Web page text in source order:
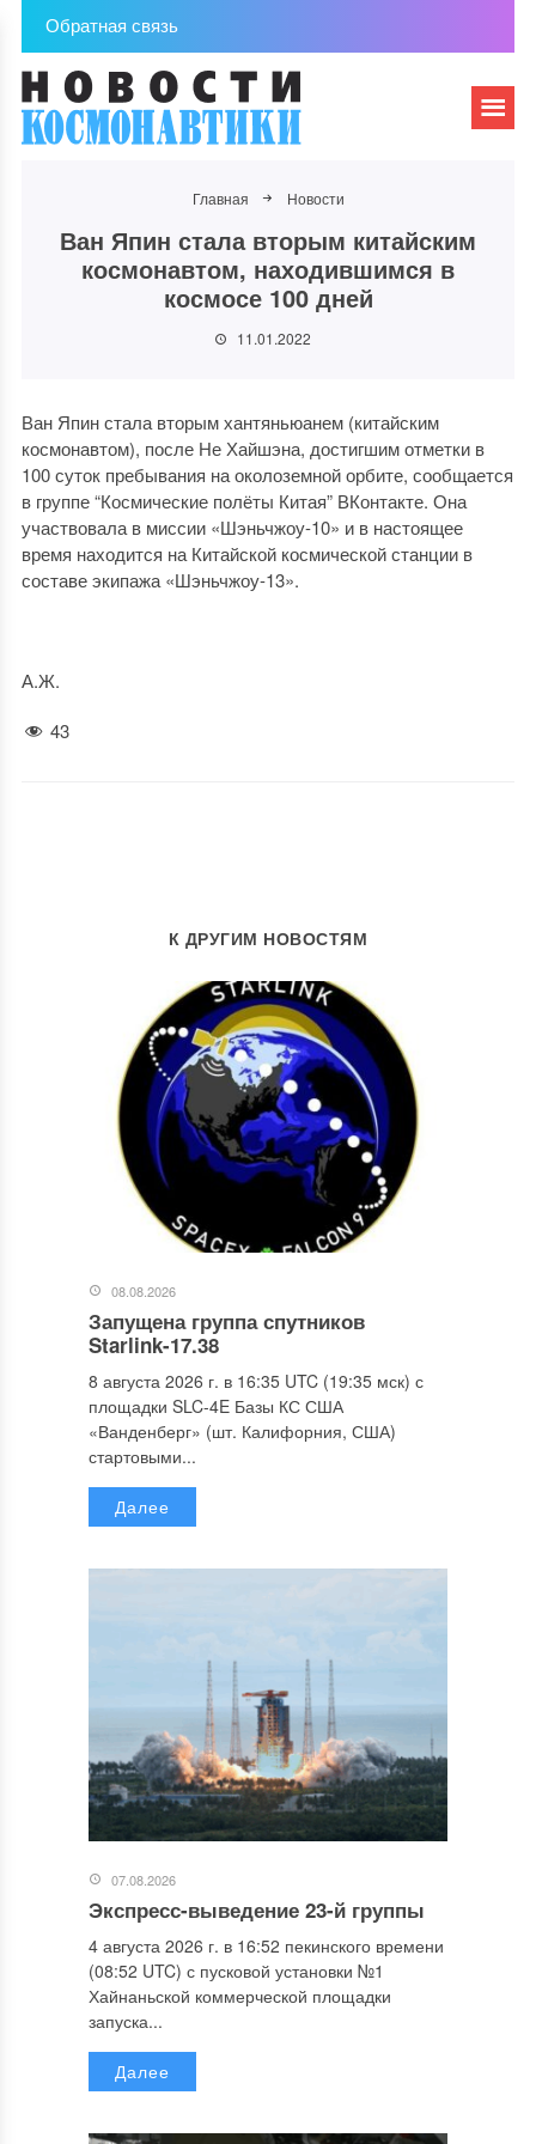
Обратная связь
Главная Новости
Ван Япин стала вторым китайским
космонавтом, находившимся в
космосе 100 дней
11.01.2022
Ван Япин стала вторым хантяньюанем (китайским
космонавтом), после Не Хайшэна, достигшим отметки в
100 суток пребывания на околоземной орбите, сообщается
в группе “Космические полёты Китая” ВКонтакте. Она
участвовала в миссии «Шэньчжоу-10» и в настоящее
время находится на Китайской космической станции в
составе экипажа «Шэньчжоу-13».
А.Ж.
43
К ДРУГИМ НОВОСТЯМ
08.08.2026
Запущена группа спутников
Starlink-17.38
8 августа 2026 г. в 16:35 UTC (19:35 мск) с
площадки SLC-4E Базы КС США
«Ванденберг» (шт. Калифорния, США)
стартовыми...
Далее
07.08.2026
Экспресс-выведение 23-й группы
4 августа 2026 г. в 16:52 пекинского времени
(08:52 UTC) с пусковой установки №1
Хайнаньской коммерческой площадки
запуска...
Далее